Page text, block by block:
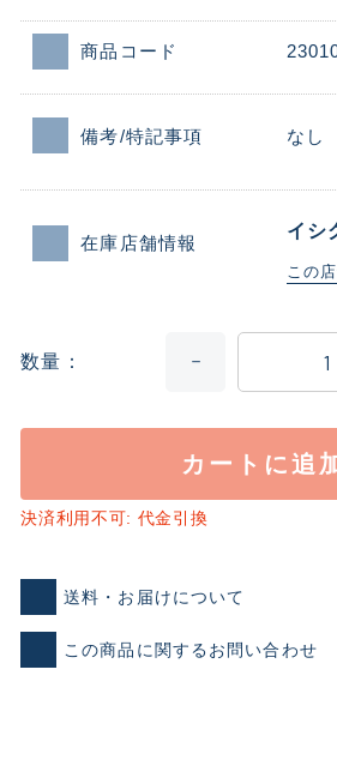
新古品（メーカー問屋から仕入れた
※店頭展示時の置き傷が付いているものも
商品コード
備考/特記事項 なし
在庫店舗情報
イシ
この
数量
カートに追
決済利用不可: 代金引換
送料・お届けについて
この商品に関するお問い合わせ